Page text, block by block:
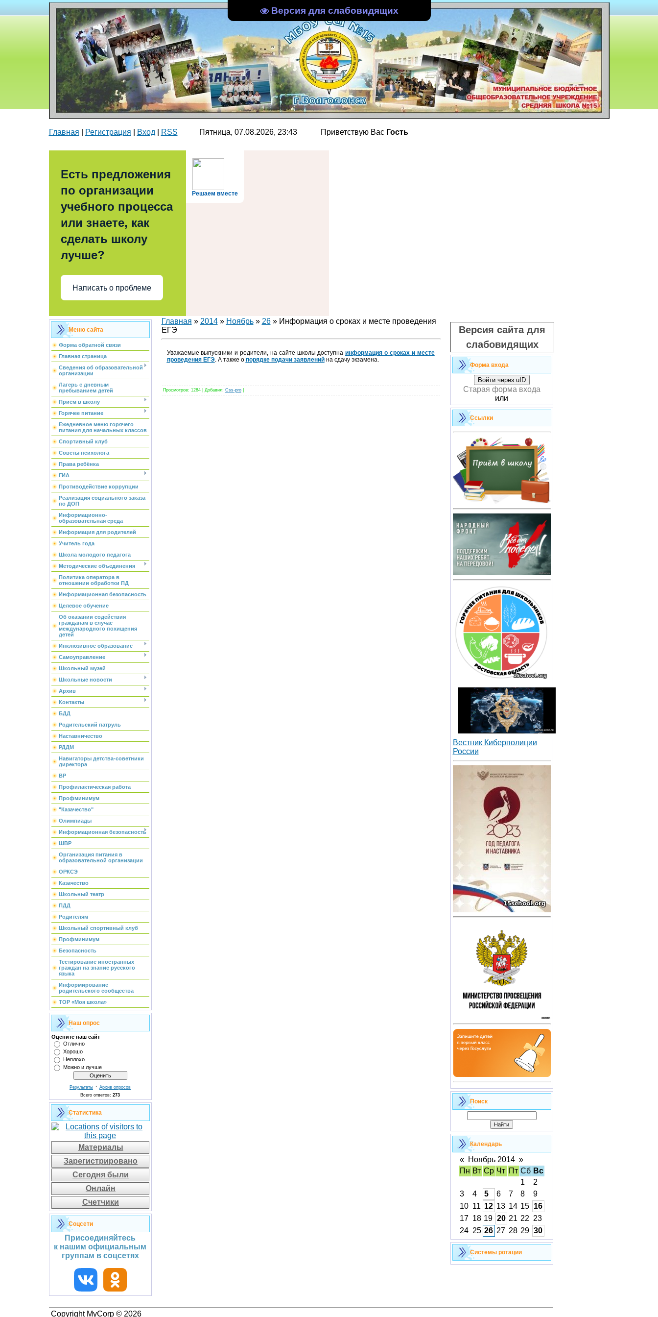
Версия для слабовидящих
Главная Регистрация Вход RSS Пятница, 07.08.2026, 23:43 Приветствую Вас Гость
Решаем вместе
Есть предложения
по организации
учебного процесса
или знаете, как
сделать школу
лучше?
Написать о проблеме
Меню сайта
Форма обратной связи
Главная страница
Сведения об образовательной
организации
Лагерь с дневным
пребыванием детей
Приём в школу
Горячее питание
Ежедневное меню горячего
питания для начальных классов
Спортивный клуб
Советы психолога
Права ребёнка
ГИА
Противодействие коррупции
Реализация социального заказа
по ДОП
Информационно-
образовательная среда
Информация для родителей
Учитель года
Школа молодого педагога
Методические объединения
Политика оператора в
отношении обработки ПД
Информационная безопасность
Целевое обучение
Об оказании содействия
гражданам в случае
международного похищения
детей
Инклюзивное образование
Самоуправление
Школьный музей
Школьные новости
Архив
Контакты
БДД
Родительский патруль
Наставничество
РДДМ
Навигаторы детства-советники
директора
ВР
Профилактическая работа
Профминимум
"Казачество"
Олимпиады
Информационная безопасность
ШВР
Организация питания в
образовательной организации
ОРКСЭ
Казачество
Школьный театр
ПДД
Родителям
Школьный спортивный клуб
Профминимум
Безопасность
Тестирование иностранных
граждан на знание русского
языка
Информирование
родительского сообщества
ТОР «Моя школа»
Наш опрос
Оцените наш сайт
Отлично
Хорошо
Неплохо
Можно и лучше
Результаты · Архив опросов
Всего ответов: 273
Статистика
Материалы
Зарегистрировано
Сегодня были
Онлайн
Счетчики
Соцсети
Присоединяйтесь
к нашим официальным
группам в соцсетях
Главная » 2014 » Ноябрь » 26» Информация о сроках и месте проведения
ЕГЭ
Уважаемые выпускники и родители, на сайте школы доступнаинформация о сроках и месте
проведения ЕГЭ. А также о порядке подачи заявленийна сдачу экзамена.
Просмотров: 1284| Добавил: Css-pro|
Версия сайта для
слабовидящих
Форма входа
Войти через uID
Старая форма входа
или
Ссылки
Вестник Киберполиции
России
Поиск
Календарь
« Ноябрь 2014 »
Пн Вт Ср Чт Пт Сб Вс
1
2
3
4 5 6 7 8
9
10 11 12 13 14 15 16
17 18 19 20 21 22 23
24 25 26 27 28 29 30
Cистемы ротации
Copyright MyCorp © 2026